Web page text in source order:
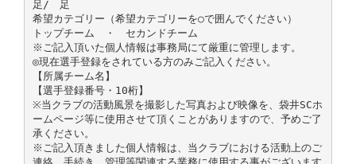
足/ 足
希望カテゴリー（希望カテゴリーを○で囲んでください）
トップチーム ・ セカンドチーム
※ご記入頂いた個人情報は事務局にて厳重に管理します。
◎現在選手登録をされている方のみご記入ください。
【所属チーム名】
【選手登録番号・10桁】
※当クラブの活動風景を撮影した写真および映像を、袋井SCホ
ームページ等に使用させて頂くことがありますので、予めご了
承ください。
※ご記入頂きました個人情報は、当クラブにおける活動上のご
連絡、手続き、管理等関連する業務に使用する事がございます